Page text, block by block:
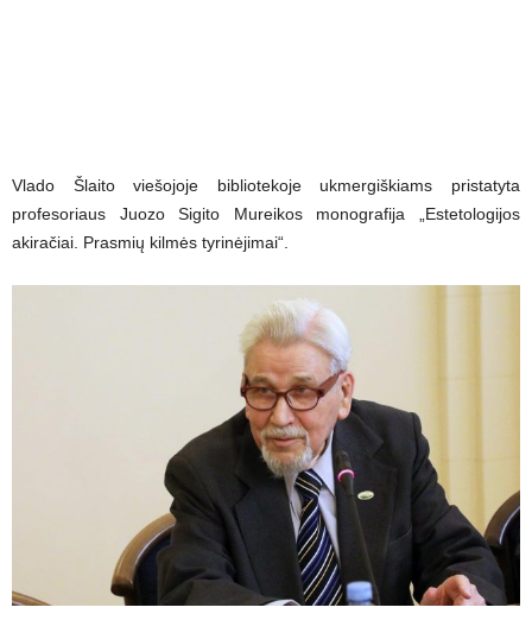
Vlado Šlaito viešojoje bibliotekoje ukmergiškiams pristatyta
profesoriaus Juozo Sigito Mureikos monografija „Estetologijos
akiračiai. Prasmių kilmės tyrinėjimai“.